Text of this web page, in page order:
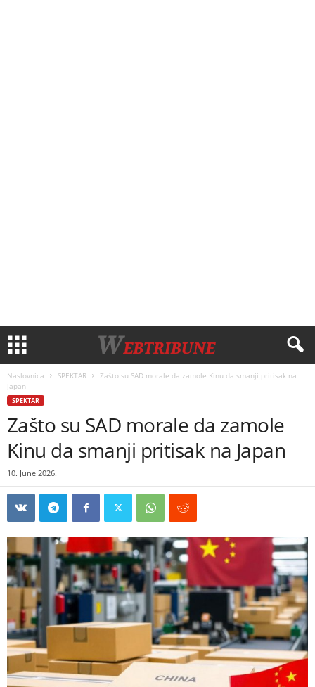
Naslovnica SPEKTAR
Zašto su SAD morale da zamole Kinu da smanji pritisak na
Japan
SPEKTAR
Zašto su SAD morale da zamole
Kinu da smanji pritisak na Japan
10. June 2026.